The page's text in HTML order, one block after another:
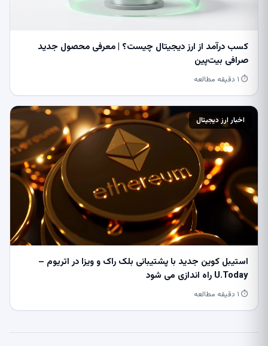
کسب درآمد از ارز دیجیتال چیست؟ | معرفی محصول جدید
صرافی بیت‌پین
⏱ ۱ دقیقه مطالعه
اخبار ارز دیجیتال
استیبل کوین جدید با پشتیبانی بلک راک و ویزا در اتریوم –
U.Today راه اندازی می شود
⏱ ۱ دقیقه مطالعه